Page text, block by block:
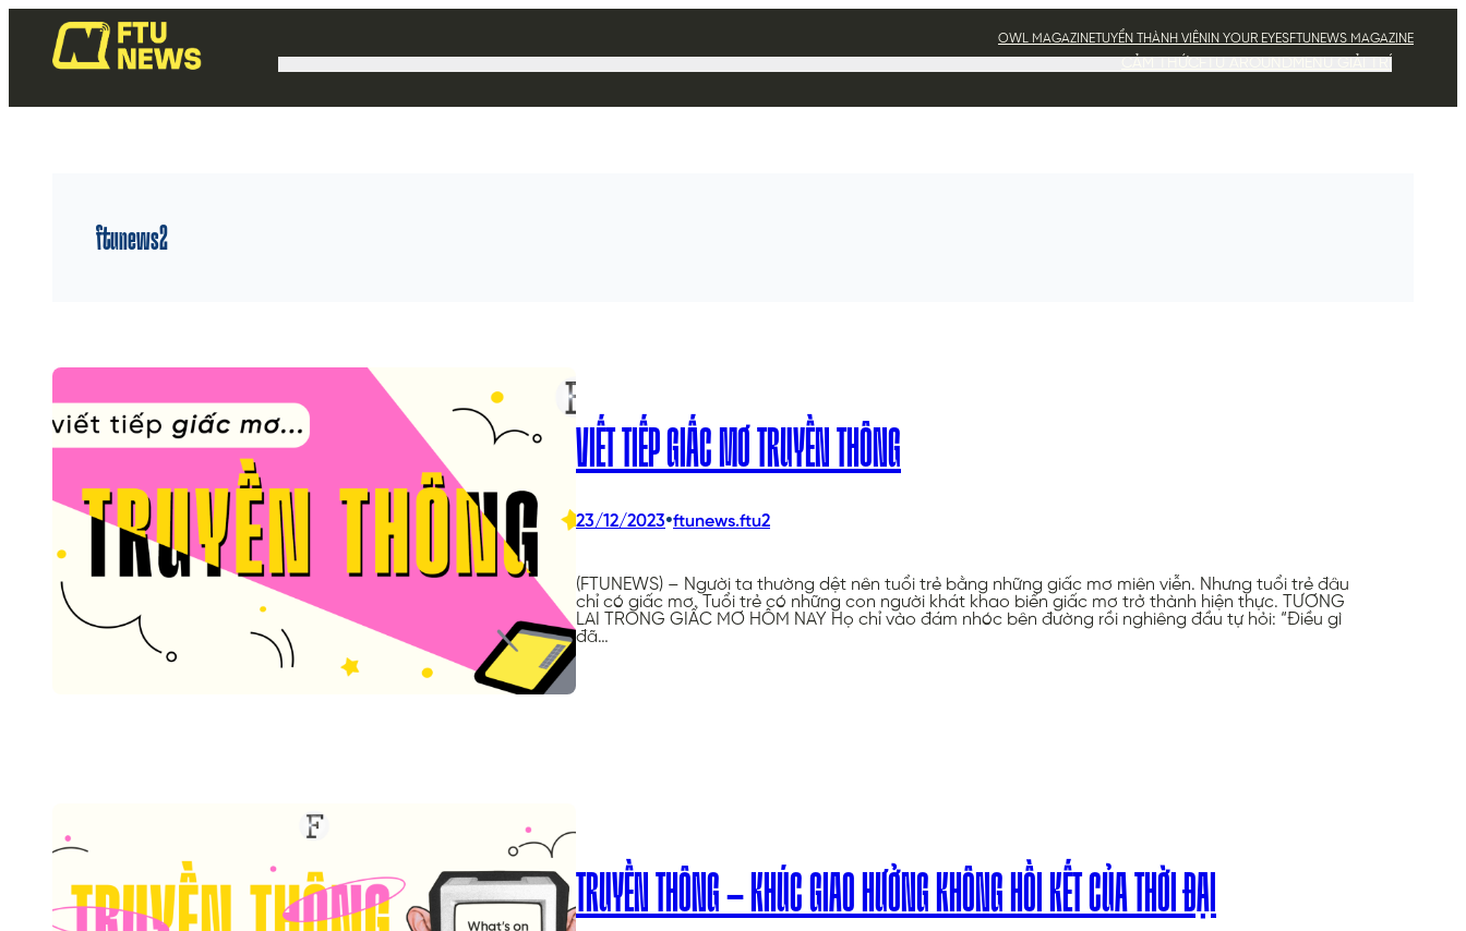
OWL MAGAZINETUYỂN THÀNH VIÊN IN YOUR EYESFTUNEWS MAGAZINE
ftunews2
VIẾT TIẾP GIẤC MƠ TRUYỀN THÔNG
23/12/2023•ftunews.ftu2
(FTUNEWS) – Người ta thường dệt nên tuổi trẻ bằng những giấc mơ miên viễn. Nhưng tuổi trẻ đâu
chỉ có giấc mơ. Tuổi trẻ có những con người khát khao biến giấc mơ trở thành hiện thực. TƯƠNG
LAI TRONG GIẤC MƠ HÔM NAY Họ chỉ vào đám nhóc bên đường rồi nghiêng đầu tự hỏi: “Điều gì
đã…
TRUYỀN THÔNG – KHÚC GIAO HƯỞNG KHÔNG HỒI KẾT CỦA THỜI ĐẠI